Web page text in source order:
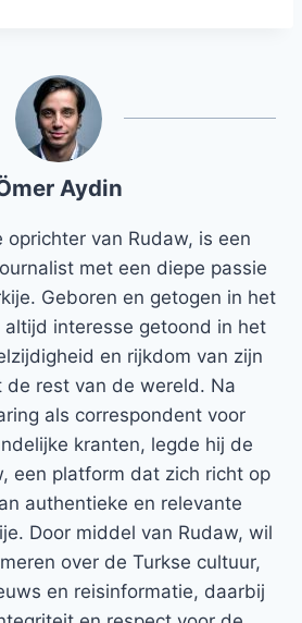
Aydin
oprichter van Rudaw, is een
met een diepe passie
Geboren en getogen in het
interesse getoond in het
en rijkdom van zijn
de rest van de wereld. Na
als correspondent voor
kranten, legde hij de
een platform dat zich richt op
authentieke en relevante
Door middel van Rudaw, wil
over de Turkse cultuur,
en reisinformatie, daarbij